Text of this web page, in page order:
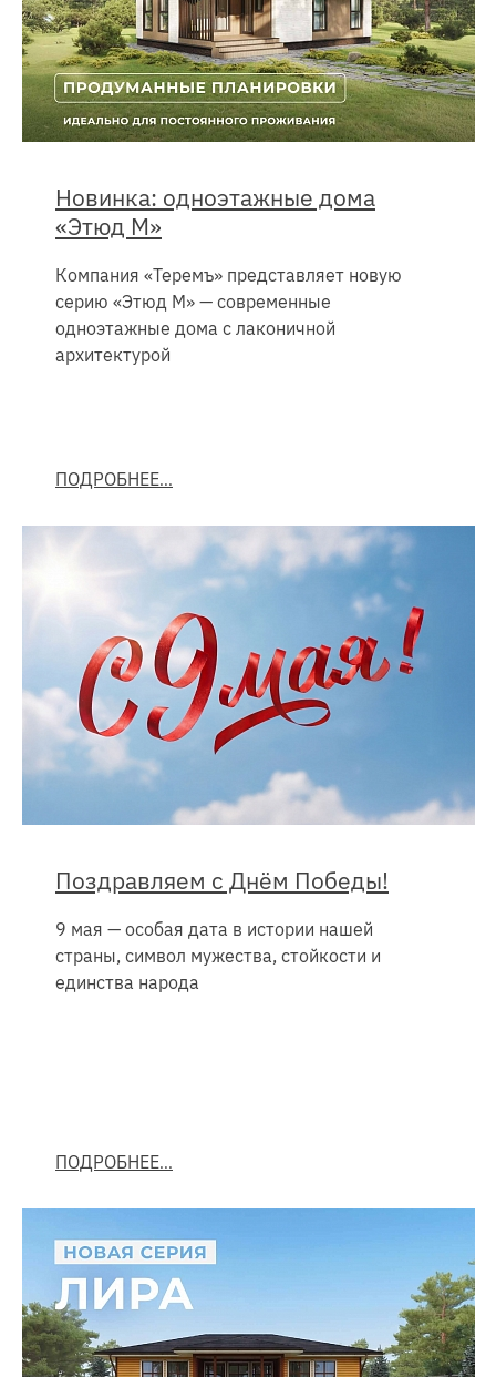
Новинка: одноэтажные дома
«Этюд М»
Компания «Теремъ» представляет новую
серию «Этюд М» — современные
одноэтажные дома с лаконичной
архитектурой
ПОДРОБНЕЕ
Поздравляем с Днём Победы!
9 мая — особая дата в истории нашей
страны, символ мужества, стойкости и
единства народа
ПОДРОБНЕЕ